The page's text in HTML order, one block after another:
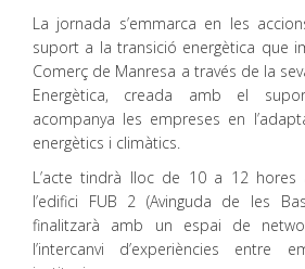
La jornada s’emmarca en les
suport a la transició energètica que
Comerç de Manresa a través de la
Energètica, creada amb el
acompanya les empreses en
energètics i climàtics.
L’acte tindrà lloc de 10 a 12 hores
l’edifici FUB 2 (Avinguda de les
finalitzarà amb un espai de
l’intercanvi d’experiències entre